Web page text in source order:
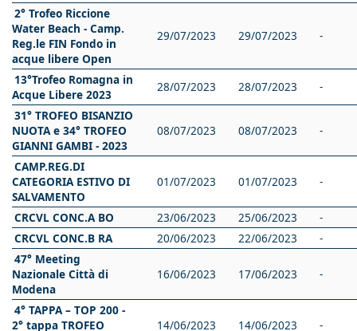
2° Trofeo Riccione
Water Beach - Camp.
Reg.le FIN Fondo in
acque libere Open
29/07/2023 29/07/2023 -
13°Trofeo Romagna in
Acque Libere 2023
28/07/2023 28/07/2023
-
31° TROFEO BISANZIO
NUOTA e 34° TROFEO
GIANNI GAMBI - 2023
08/07/2023 08/07/2023 -
CAMP.REG.DI
CATEGORIA ESTIVO DI
SALVAMENTO
01/07/2023 01/07/2023 -
CRCVL CONC.A BO 23/06/2023 25/06/2023
-
CRCVL CONC.B RA
20/06/2023 22/06/2023
-
47° Meeting
Nazionale Città di
Modena
16/06/2023 17/06/2023 -
4° TAPPA – TOP 200 -
2° tappa TROFEO
14/06/2023 14/06/2023 -